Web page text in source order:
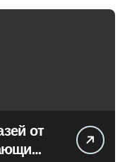
от